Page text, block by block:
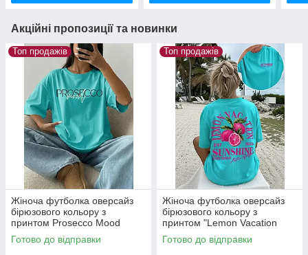
Акційні пропозиції та новинки
Топ продажів
Жіноча футболка оверсайз
бірюзового кольору з
принтом Prosecco Mood
Готово до відправки
Топ продажів
Жіноча футболка оверсайз
бірюзового кольору з
принтом "Lemon Vacation
Sunshine"
Готово до відправки